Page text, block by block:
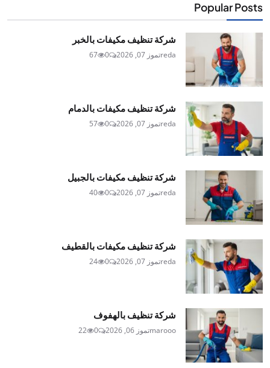
Popular Posts
شركة تنظيف مكيفات بالخبر
redaتموز 07, 2026 0
67
شركة تنظيف مكيفات بالدمام
redaتموز 07, 2026 0
57
شركة تنظيف مكيفات بالجبيل
redaتموز 07, 2026 0
40
شركة تنظيف مكيفات بالقطيف
redaتموز 07, 2026 0
24
شركة تنظيف بالهفوف
maroooتموز 06, 2026 0
22